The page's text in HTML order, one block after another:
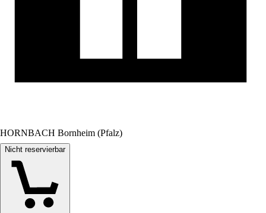
HORNBACH Bornheim (Pfalz)
Nicht reservierbar